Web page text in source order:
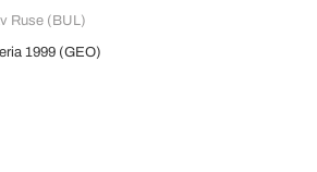
Ruse (BUL)
1999 (GEO)